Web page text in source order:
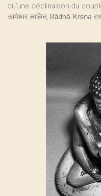
qu’une déclinaison du
कामेश्वर-लालित, Rādhā-Kṛṣṇa